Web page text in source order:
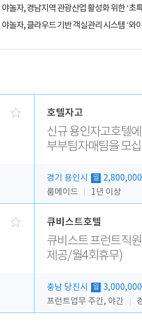
호텔자고
신규 용인자고호텔
부부팀자매팀을 모
경기 용인시 월
룸메이드
1년 이상
큐비스트호텔
큐비스트 프런트직
제공/월4회휴무)
충남 당진시 월
프런트업무 주간, 야간